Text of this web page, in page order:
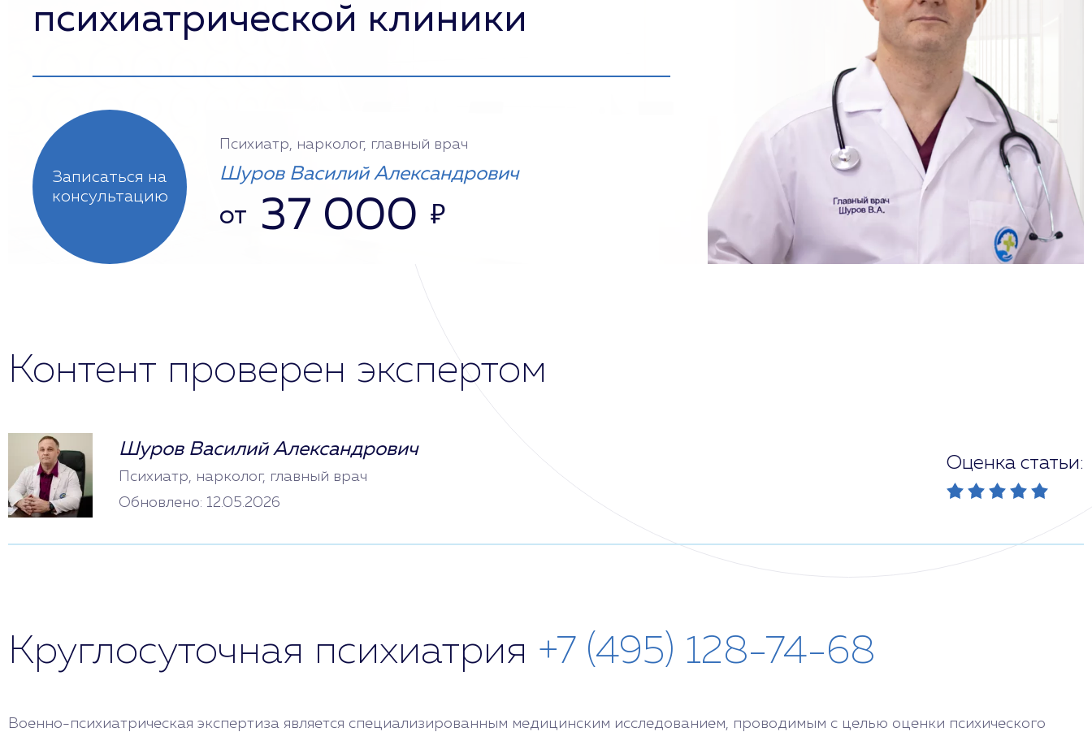
психиатрической клиники
Записаться на
консультацию
Психиатр, нарколог, главный врач
Шуров Василий Александрович
от 37 000 ₽
Контент проверен экспертом
Шуров Василий Александрович
Психиатр, нарколог, главный врач
Обновлено: 12.05.2026
Оценка статьи:
Круглосуточная психиатрия +7 (495) 128-74-68
Военно-психиатрическая экспертиза является специализированным медицинским исследованием, проводимым с целью оценки психического